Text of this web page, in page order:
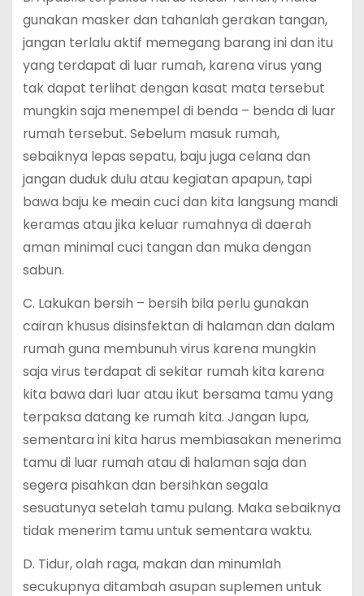
gunakan masker dan tahanlah gerakan tangan,
jangan terlalu aktif memegang barang ini dan itu
yang terdapat di luar rumah, karena virus yang
tak dapat terlihat dengan kasat mata tersebut
mungkin saja menempel di benda – benda di luar
rumah tersebut. Sebelum masuk rumah,
sebaiknya lepas sepatu, baju juga celana dan
jangan duduk dulu atau kegiatan apapun, tapi
bawa baju ke meain cuci dan kita langsung mandi
keramas atau jika keluar rumahnya di daerah
aman minimal cuci tangan dan muka dengan
sabun.
C. Lakukan bersih – bersih bila perlu gunakan
cairan khusus disinsfektan di halaman dan dalam
rumah guna membunuh virus karena mungkin
saja virus terdapat di sekitar rumah kita karena
kita bawa dari luar atau ikut bersama tamu yang
terpaksa datang ke rumah kita. Jangan lupa,
sementara ini kita harus membiasakan menerima
tamu di luar rumah atau di halaman saja dan
segera pisahkan dan bersihkan segala
sesuatunya setelah tamu pulang. Maka sebaiknya
tidak menerim tamu untuk sementara waktu.
D. Tidur, olah raga, makan dan minumlah
secukupnya ditambah asupan suplemen untuk